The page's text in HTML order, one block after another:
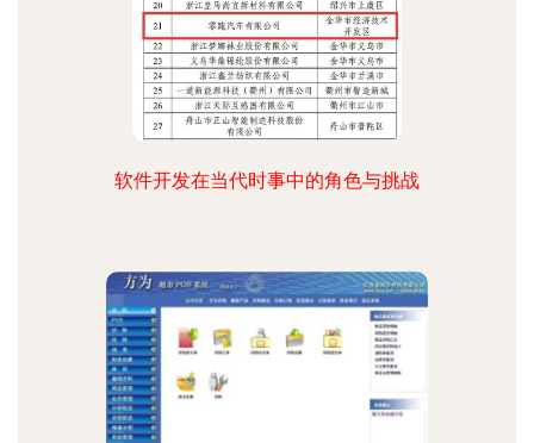
软件开发在当代时事中的角色与挑战